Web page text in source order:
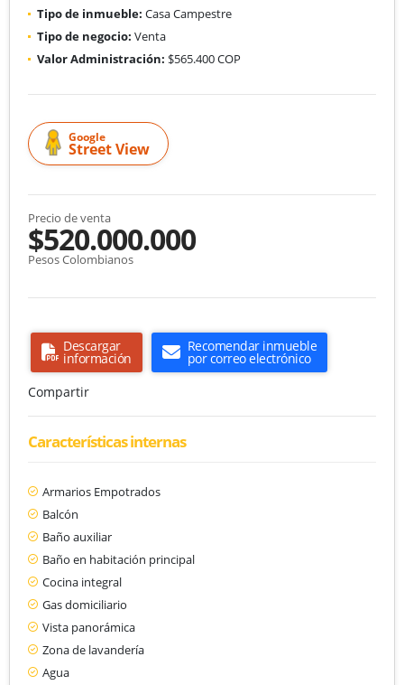
Tipo de inmueble: Casa Campestre
Tipo de negocio: Venta
Valor Administración: $565.400 COP
Google
Street View
Precio de venta
$520.000.000
Pesos Colombianos
Descargar
información
Recomendar inmueble
por correo electrónico
Compartir
Características internas
Armarios Empotrados
Balcón
Baño auxiliar
Baño en habitación principal
Cocina integral
Gas domiciliario
Vista panorámica
Zona de lavandería
Agua